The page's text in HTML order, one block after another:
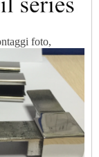
foto,